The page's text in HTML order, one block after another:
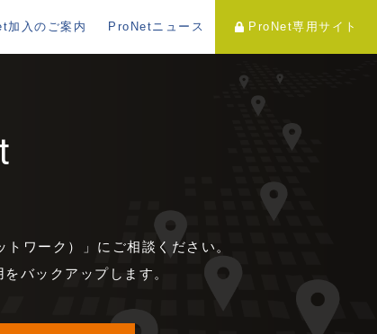
加入のご案内 ProNetニュース ProNet専用サイト
ワーク）」にご相談ください。
バックアップします。